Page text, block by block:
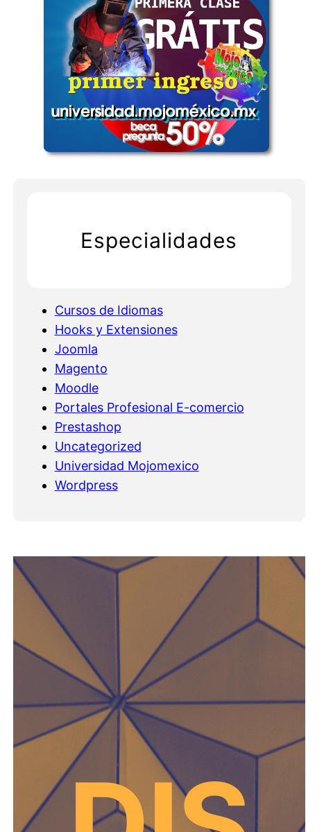
Especialidades
Cursos de Idiomas
Hooks y Extensiones
Joomla
Magento
Moodle
Portales Profesional E-comercio
Prestashop
Uncategorized
Universidad Mojomexico
Wordpress